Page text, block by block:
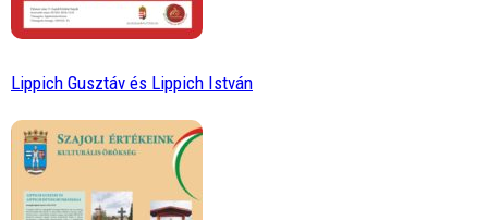
Lippich Gusztáv és Lippich István